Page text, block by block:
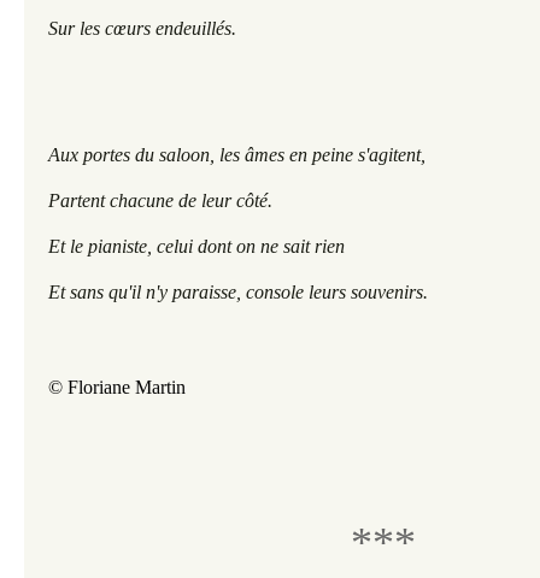
Sur les cœurs endeuillés.
Aux portes du saloon, les âmes en peine s'agitent,
Partent chacune de leur côté.
Et le pianiste, celui dont on ne sait rien
Et sans qu'il n'y paraisse, console leurs souvenirs.
© Floriane Martin
***